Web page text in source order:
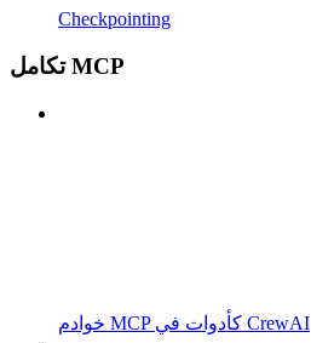
Checkpointing
تكامل MCP
خوادم MCP كأدوات في CrewAI